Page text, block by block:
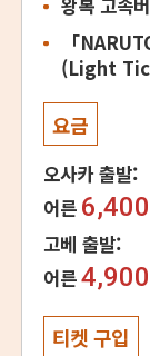
왕복 고속
「
(Light
요금
오사카 출발:
어른 6,400
고베 출발:
어른4,900
티켓 구입